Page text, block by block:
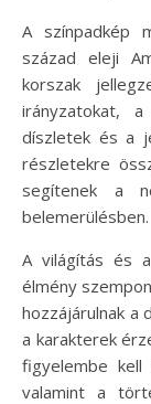
A színpadkép
század eleji
korszak
irányzatokat,
díszletek és a
részletekre
segítenek a
belemerülésben.
A világítás és
élmény
hozzájárulnak a
a karakterek
figyelembe kell
valamint a